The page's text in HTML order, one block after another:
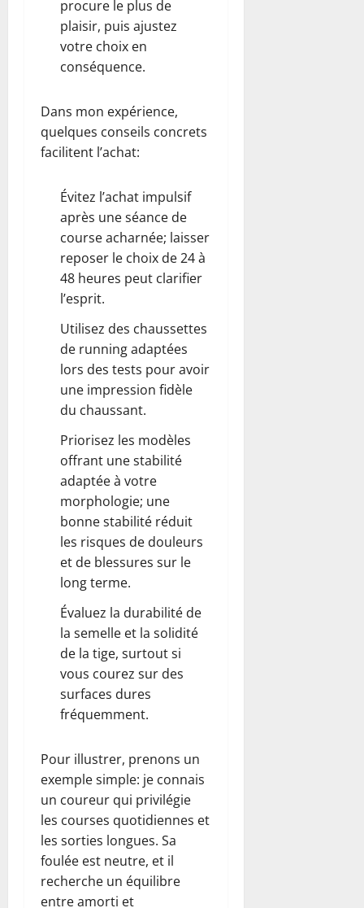
procure le plus de
plaisir, puis ajustez
votre choix en
conséquence.
Dans mon expérience,
quelques conseils concrets
facilitent l’achat:
Évitez l’achat impulsif
après une séance de
course acharnée; laisser
reposer le choix de 24 à
48 heures peut clarifier
l’esprit.
Utilisez des chaussettes
de running adaptées
lors des tests pour avoir
une impression fidèle
du chaussant.
Priorisez les modèles
offrant une stabilité
adaptée à votre
morphologie; une
bonne stabilité réduit
les risques de douleurs
et de blessures sur le
long terme.
Évaluez la durabilité de
la semelle et la solidité
de la tige, surtout si
vous courez sur des
surfaces dures
fréquemment.
Pour illustrer, prenons un
exemple simple: je connais
un coureur qui privilégie
les courses quotidiennes et
les sorties longues. Sa
foulée est neutre, et il
recherche un équilibre
entre amorti et